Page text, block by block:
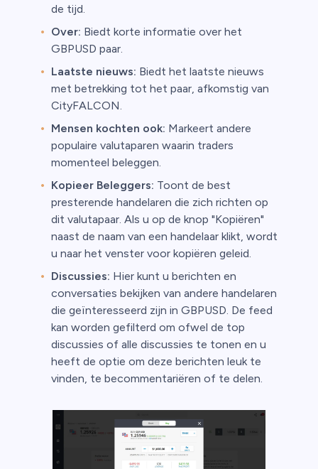
de tijd.
Over: Biedt korte informatie over het
GBPUSD paar.
Laatste nieuws: Biedt het laatste nieuws
met betrekking tot het paar, afkomstig van
CityFALCON.
Mensen kochten ook: Markeert andere
populaire valutaparen waarin traders
momenteel beleggen.
Kopieer Beleggers: Toont de best
presterende handelaren die zich richten op
dit valutapaar. Als u op de knop "Kopiëren"
naast de naam van een handelaar klikt, wordt
u naar het venster voor kopiëren geleid.
Discussies: Hier kunt u berichten en
conversaties bekijken van andere handelaren
die geïnteresseerd zijn in GBPUSD. De feed
kan worden gefilterd om ofwel de top
discussies of alle discussies te tonen en u
heeft de optie om deze berichten leuk te
vinden, te becommentariëren of te delen.